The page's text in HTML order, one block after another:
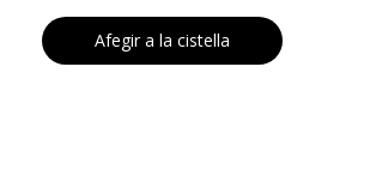
Afegir a la cistella